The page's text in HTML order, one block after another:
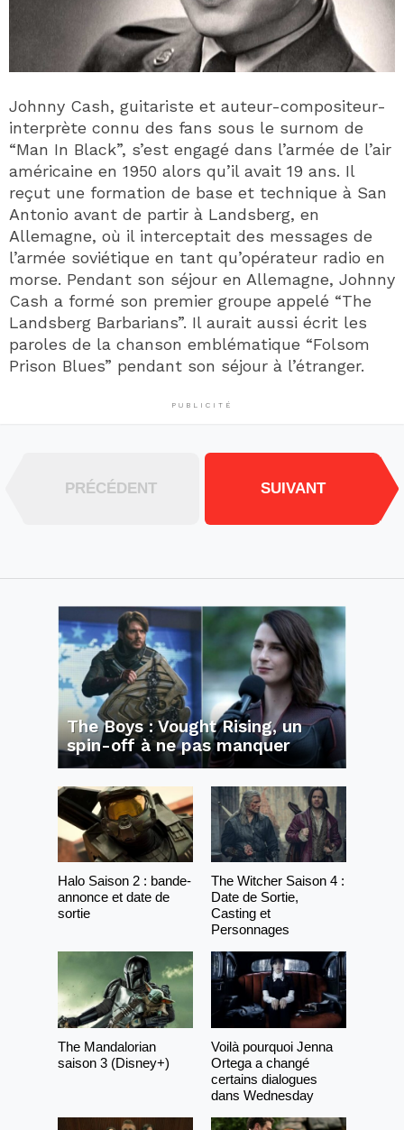
Johnny Cash, guitariste et auteur-compositeur-
interprète connu des fans sous le surnom de
“Man In Black”, s’est engagé dans l’armée de l’air
américaine en 1950 alors qu’il avait 19 ans. Il
reçut une formation de base et technique à San
Antonio avant de partir à Landsberg, en
Allemagne, où il interceptait des messages de
l’armée soviétique en tant qu’opérateur radio en
morse. Pendant son séjour en Allemagne, Johnny
Cash a formé son premier groupe appelé “The
Landsberg Barbarians”. Il aurait aussi écrit les
paroles de la chanson emblématique “Folsom
Prison Blues” pendant son séjour à l’étranger.
PUBLICITÉ
PRÉCÉDENT SUIVANT
The Boys : Vought Rising, un
spin-off à ne pas manquer
Halo Saison 2 : bande-
annonce et date de
sortie
The Witcher Saison 4 :
Date de Sortie,
Casting et
Personnages
The Mandalorian
saison 3 (Disney+)
Voilà pourquoi Jenna
Ortega a changé
certains dialogues
dans Wednesday